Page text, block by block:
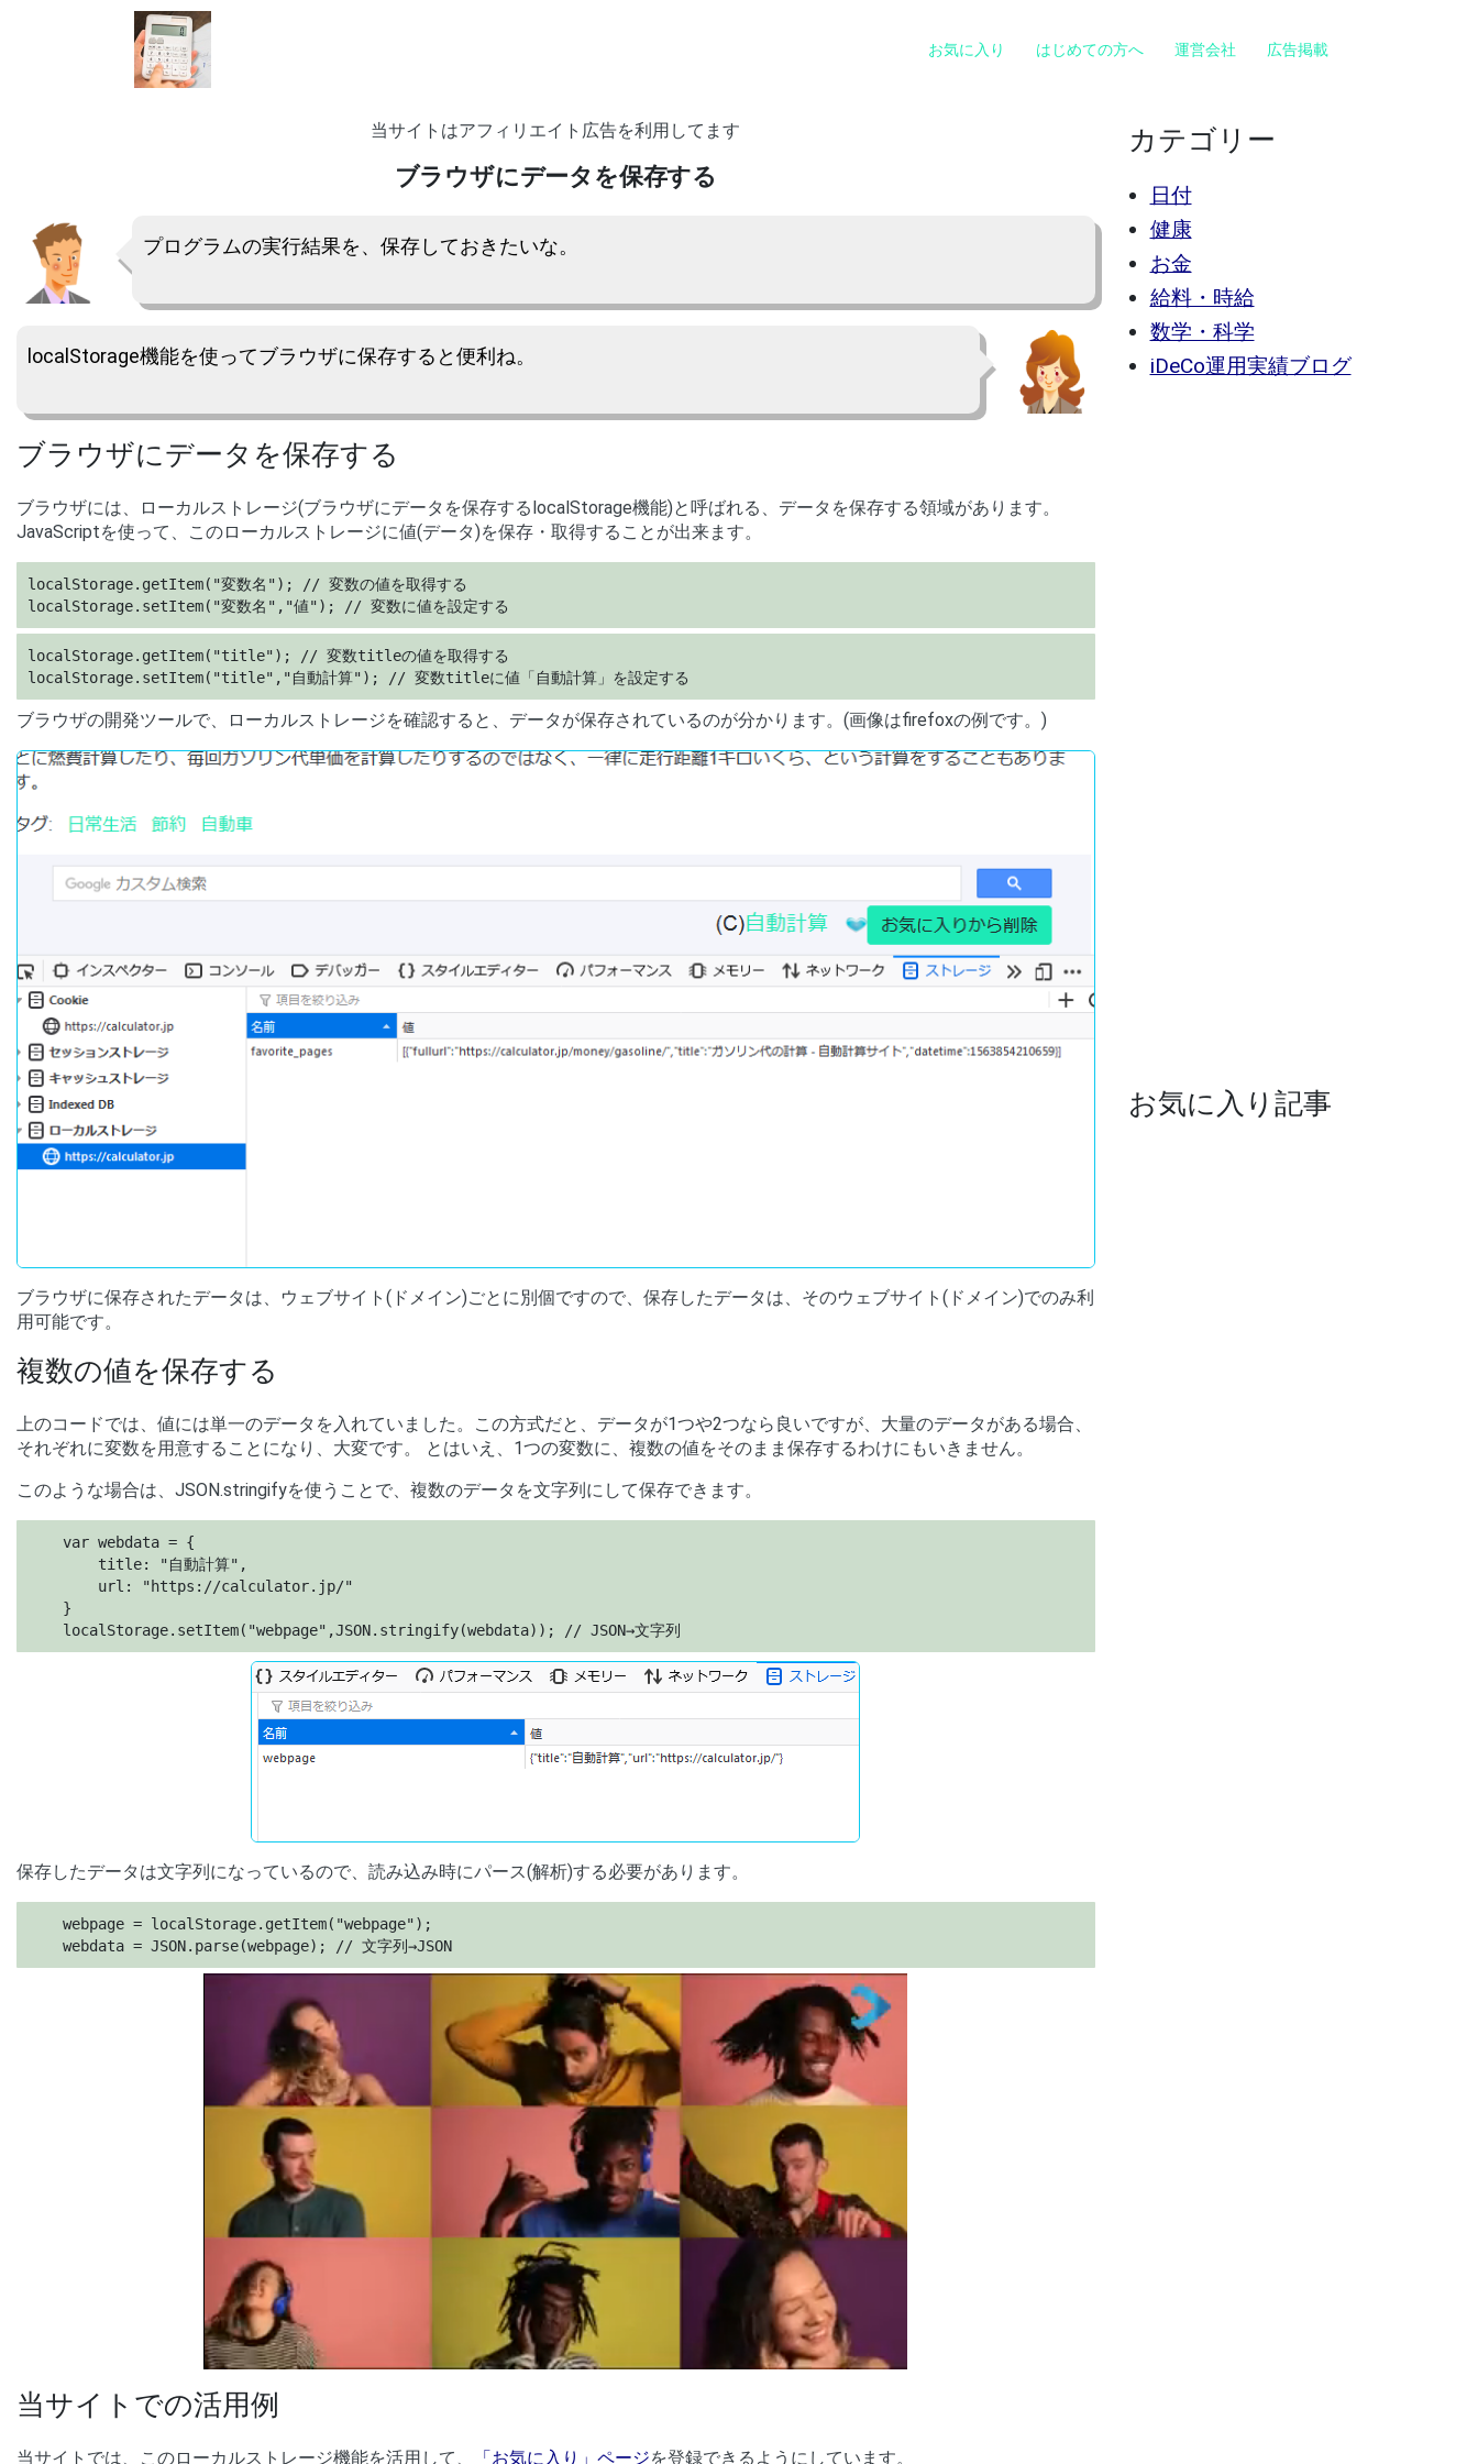
お気に入り はじめての方へ 運営会社 広告掲載
当サイトはアフィリエイト広告を利用してます
ブラウザにデータを保存する
プログラムの実行結果を、保存しておきたいな。
localStorage機能を使ってブラウザに保存すると便利ね。
ブラウザにデータを保存する
ブラウザには、ローカルストレージ(ブラウザにデータを保存するlocalStorage機能)と呼ばれる、データを保存する領域があります。
JavaScriptを使って、このローカルストレージに値(データ)を保存・取得することが出来ます。
localStorage.getItem("変数名"); // 変数の値を取得する
localStorage.setItem("変数名","値"); // 変数に値を設定する
localStorage.getItem("title"); // 変数titleの値を取得する
localStorage.setItem("title","自動計算"); // 変数titleに値「自動計算」を設定する
ブラウザの開発ツールで、ローカルストレージを確認すると、データが保存されているのが分かります。(画像はfirefoxの例です。)
ブラウザに保存されたデータは、ウェブサイト(ドメイン)ごとに別個ですので、保存したデータは、そのウェブサイト(ドメイン)でのみ利
用可能です。
複数の値を保存する
上のコードでは、値には単一のデータを入れていました。この方式だと、データが1つや2つなら良いですが、大量のデータがある場合、
それぞれに変数を用意することになり、大変です。 とはいえ、1つの変数に、複数の値をそのまま保存するわけにもいきません。
このような場合は、JSON.stringifyを使うことで、複数のデータを文字列にして保存できます。
    var webdata = {
        title: "自動計算",
        url: "https://calculator.jp/"
    }
    localStorage.setItem("webpage",JSON.stringify(webdata)); // JSON→文字列
保存したデータは文字列になっているので、読み込み時にパース(解析)する必要があります。
    webpage = localStorage.getItem("webpage");
    webdata = JSON.parse(webpage); // 文字列→JSON
当サイトでの活用例
当サイトでは、このローカルストレージ機能を活用して、 「お気に入り」ページを登録できるようにしています。
カテゴリー
日付
健康
お金
給料・時給
数学・科学
iDeCo運用実績ブログ
お気に入り記事